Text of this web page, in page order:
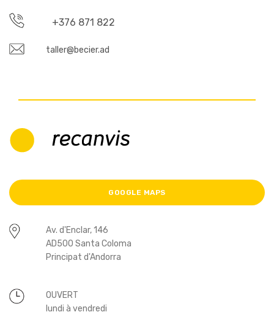
+376 871 822
taller@becier.ad
GOOGLE MAPS
Av. d'Enclar, 146
AD500 Santa Coloma
Principat d'Andorra
OUVERT
lundi à vendredi